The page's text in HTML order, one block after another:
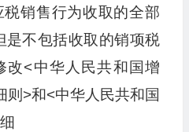
销售行为收取的全部
是不包括收取的销项税
改<中华人民共和国增
则>和<中华人民共和国